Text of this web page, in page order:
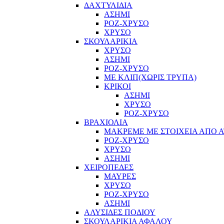
ΔΑΧΤΥΛΙΔΙΑ
ΑΣΗΜΙ
ΡΟΖ-ΧΡΥΣΟ
ΧΡΥΣΟ
ΣΚΟΥΛΑΡΙΚΙΑ
ΧΡΥΣΟ
ΑΣΗΜΙ
ΡΟΖ-ΧΡΥΣΟ
ΜΕ ΚΛΙΠ(ΧΩΡΙΣ ΤΡΥΠΑ)
ΚΡΙΚΟΙ
ΑΣΗΜΙ
ΧΡΥΣΟ
ΡΟΖ-ΧΡΥΣΟ
ΒΡΑΧΙΟΛΙΑ
ΜΑΚΡΕΜΕ ΜΕ ΣΤΟΙΧΕΙΑ ΑΠΟ
ΡΟΖ-ΧΡΥΣΟ
ΧΡΥΣΟ
ΑΣΗΜΙ
ΧΕΙΡΟΠΕΔΕΣ
ΜΑΥΡΕΣ
ΧΡΥΣΟ
ΡΟΖ-ΧΡΥΣΟ
ΑΣΗΜΙ
ΑΛΥΣΙΔΕΣ ΠΟΔΙΟΥ
ΣΚΟΥΛΑΡΙΚΙΑ ΑΦΑΛΟΥ